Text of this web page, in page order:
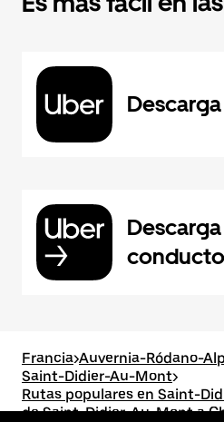
Francia>Auvernia-Ródano-
Saint-Didier-Au-Mont>
Rutas populares en Saint-
de Saint-Didier-Au-Mont a